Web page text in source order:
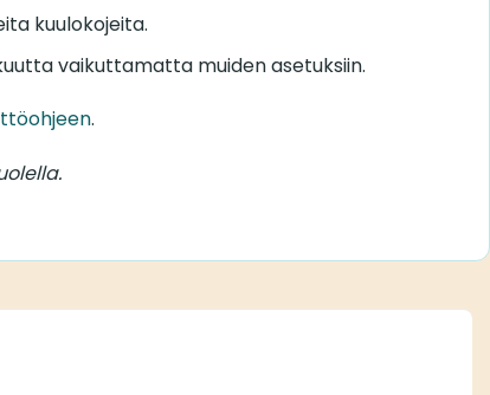
kuulokojeita.
vaikuttamatta muiden asetuksiin.
.